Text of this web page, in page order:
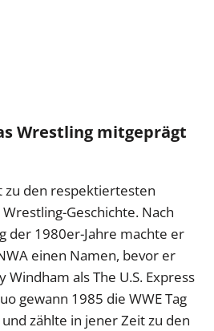
Wrestling mitgeprägt
zu den respektiertesten
Geschichte. Nach
der 1980er-Jahre machte er
einen Namen, bevor er
als The U.S. Express
gewann 1985 die WWE Tag
zählte in jener Zeit zu den